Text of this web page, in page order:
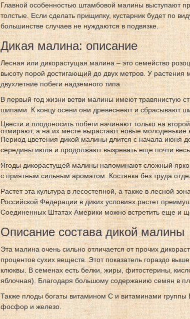
Главной особенностью штамбовой малины выступают
толстые. Если сделать прищипку, кустарник будет по
большинстве случаев не нуждаются в подвязке.
Дикая малина: описание
Лесная или дикорастущая малина – это семейство
высоту порой достигающий до двух метров. У растения
двухлетние побеги надземного типа.
В первый год жизни ветви малины имеют травянистую
шипами. К концу осени они древеснеют и сбрасывают
Цвести и плодоносить побеги начинают только на
отмирают, а на их месте вырастают новые молоденькие
Период цветения дикой малины длится с начала июня
середины июля и продолжают вызревать еще почти весь
Ягоды дикорастущей малины напоминают сложный
с приятным сильным ароматом. Костянка без труда
Растет эта культура в лесостепной, а также в лесной
Российской Федерации в диких условиях растет
Соединенных Штатах Америки можно встретить еще и
Описание состава дикой малины
Эта малина очень сильно отличается от прочих
процентов сухих веществ. Этот показатель гораздо
клюквы. В семенах есть белки, жиры, фитостерины,
яблочная). Благодаря большому содержанию семян в
Также плоды богаты витамином С и витаминами группы
фосфор и железо.